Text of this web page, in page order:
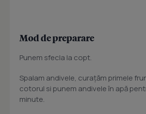
Mod de preparare
Punem sfecla la copt.
Spalam andivele, curațăm primele
cotorul si punem andivele în apă
minute.